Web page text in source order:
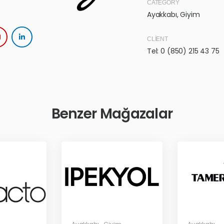
CATEGORY
Ayakkabı,Giyim
CLIENT
Tel: 0 (850) 215 43 75
Benzer Mağazalar